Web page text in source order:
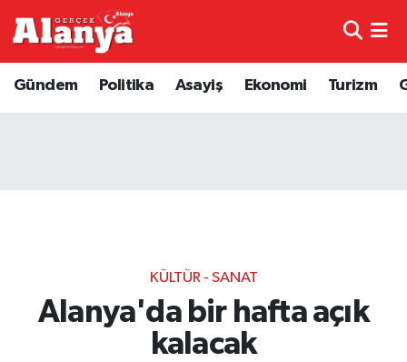
Gündem Politika Asayiş Ekonomi Turizm
KÜLTÜR - SANAT
Alanya'da bir hafta açık
kalacak
Genel
Diğer
Trafik Durumu
Haber Arşivi